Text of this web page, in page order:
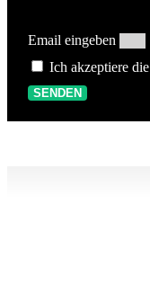
Email eingeben
Ich akzeptiere die
SENDEN